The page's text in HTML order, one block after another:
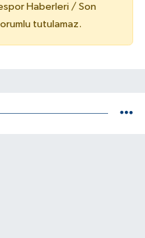
Haberleri / Son
tutulamaz.